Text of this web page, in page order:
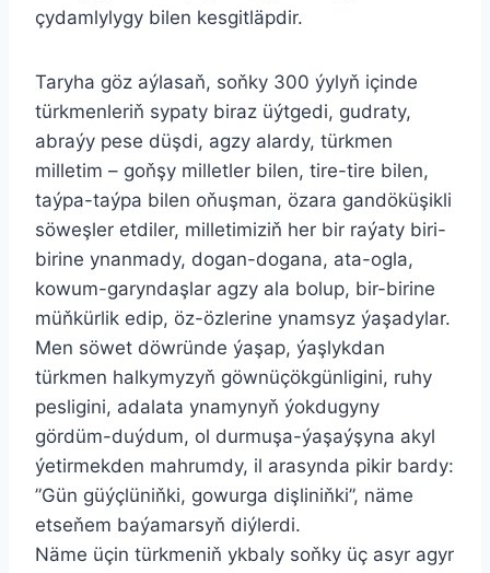
çydamlylygy bilen kesgitläpdir.
Taryha göz aýlasaň, soňky 300 ýylyň içinde
türkmenleriň sypaty biraz üýtgedi, gudraty,
abraýy pese düşdi, agzy alardy, türkmen
milletim – goňşy milletler bilen, tire-tire bilen,
taýpa-taýpa bilen oňuşman, özara gandöküşikli
söweşler etdiler, milletimiziň her bir raýaty biri-
birine ynanmady, dogan-dogana, ata-ogla,
kowum-garyndaşlar agzy ala bolup, bir-birine
müňkürlik edip, öz-özlerine ynamsyz ýaşadylar.
Men söwet döwründe ýaşap, ýaşlykdan
türkmen halkymyzyň göwnüçökgünligini, ruhy
pesligini, adalata ynamynyň ýokdugyny
gördüm-duýdum, ol durmuşa-ýaşaýşyna akyl
ýetirmekden mahrumdy, il arasynda pikir bardy:
”Gün güýçlüniňki, gowurga dişliniňki”, näme
etseňem baýamarsyň diýlerdi.
Näme üçin türkmeniň ykbaly soňky üç asyr agyr